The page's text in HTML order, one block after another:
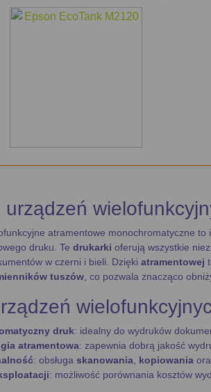
urządzeń
atramentowe monochromatyczne
druku. Te drukarki oferują wszystkie
w czerni i bieli. Dzięki atramentowej
tuszów , co pozwala znacząco
druk: idealny do wydruków
atramentowa: zapewnia dobrą jakość
: obsługa skanowania kopiowania
: możliwość porównania kosztów